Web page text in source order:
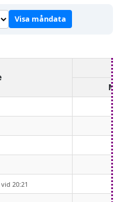
Visa måndata
20:21